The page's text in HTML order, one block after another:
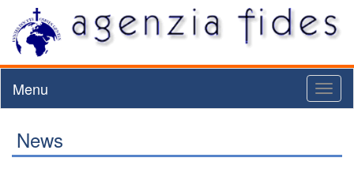
Menu
News